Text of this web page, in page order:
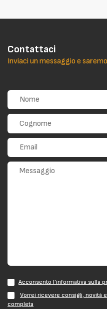
Contattaci
Inviaci un messaggio e
Acconsento l'informativa sulla
Vorrei ricevere consigli, novità
completa